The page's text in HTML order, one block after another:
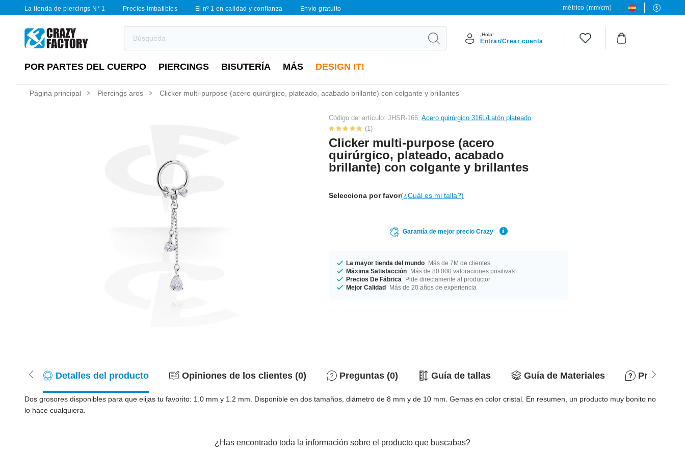
La tienda de piercings N° 1 Precios imbatibles El nº 1 en calidad y confianza Envío gratuito métrico (mm/cm)
¡Hola!
Entrar/Crear cuenta
POR PARTES DEL CUERPO PIERCINGS BISUTERÍA MÁS DESIGN IT!
Página principal Piercings aros Clicker multi-purpose (acero quirúrgico, plateado, acabado brillante) con colgante y brillantes
Código del artículo: JHSR-166,Acero quirúrgico 316L/Latón plateado
(1)
Clicker multi-purpose (acero
quirúrgico, plateado, acabado
brillante) con colgante y brillantes
Selecciona por favor(¿Cuál es mi talla?)
Garantía de mejor precio Crazy
La mayor tienda del mundo Más de 7M de clientes
Máxima Satisfacción Más de 80.000 valoraciones positivas
Precios De Fábrica
Pide directamente al productor
Mejor Calidad Más de 20 años de experiencia
Detalles del producto Opiniones de los clientes (0) Preguntas (0) Guía de tallas Guía de Materiales
Dos grosores disponibles para que elijas tu favorito: 1.0 mm y 1.2 mm. Disponible en dos tamaños, diámetro de 8 mm y de 10 mm. Gemas en color cristal. En resumen, un producto muy bonito no
lo hace cualquiera.
¿Has encontrado toda la información sobre el producto que buscabas?